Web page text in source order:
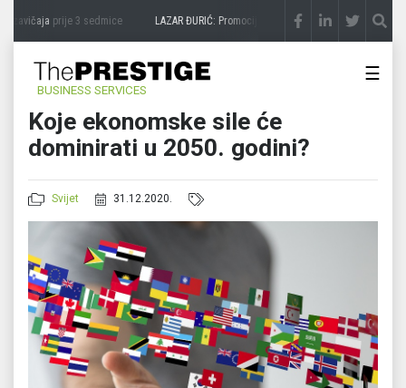
zavičajaprije 3 sedmice LAZAR ĐURIĆ: Promocija potencijal pretvara u destinaciju
BUSINESS SERVICES
☰
Koje ekonomske sile će
dominirati u 2050. godini?
Svijet 31.12.2020.